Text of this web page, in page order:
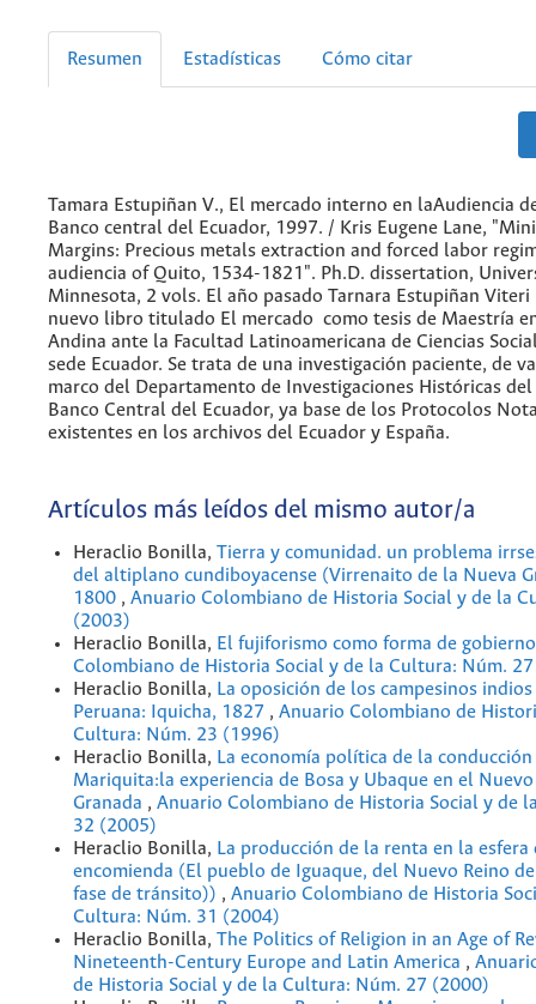
Resumen Estadísticas Cómo citar
Tamara Estupiñan V., El mercado interno en laAudiencia
Banco central del Ecuador, 1997. / Kris Eugene Lane,
Margins: Precious metals extraction and forced labor
audiencia of Quito, 1534-1821". Ph.D. dissertation,
Minnesota, 2 vols. El año pasado Tarnara Estupiñan
nuevo libro titulado El mercado como tesis de Maestría
Andina ante la Facultad Latinoamericana de Ciencias
sede Ecuador. Se trata de una investigación paciente, de
marco del Departamento de Investigaciones Históricas
Banco Central del Ecuador, ya base de los Protocolos
existentes en los archivos del Ecuador y España.
Artículos más leídos del mismo autor/a
Heraclio Bonilla, Tierra y comunidad. un problema
del altiplano cundiboyacense (Virrenaito de la Nueva
1800 , Anuario Colombiano de Historia Social y de la
(2003)
Heraclio Bonilla, El fujiforismo como forma de
Colombiano de Historia Social y de la Cultura: Núm.
Heraclio Bonilla, La oposición de los campesinos
Peruana: Iquicha, 1827 , Anuario Colombiano de
Cultura: Núm. 23 (1996)
Heraclio Bonilla, La economía política de la
Mariquita:la experiencia de Bosa y Ubaque en el Nuevo
Granada , Anuario Colombiano de Historia Social y de
32 (2005)
Heraclio Bonilla, La producción de la renta en la esfera
encomienda (El pueblo de Iguaque, del Nuevo Reino
fase de tránsito)) , Anuario Colombiano de Historia
Cultura: Núm. 31 (2004)
Heraclio Bonilla, The Politics of Religion in an Age of
Nineteenth-Century Europe and Latin America ,
de Historia Social y de la Cultura: Núm. 27 (2000)